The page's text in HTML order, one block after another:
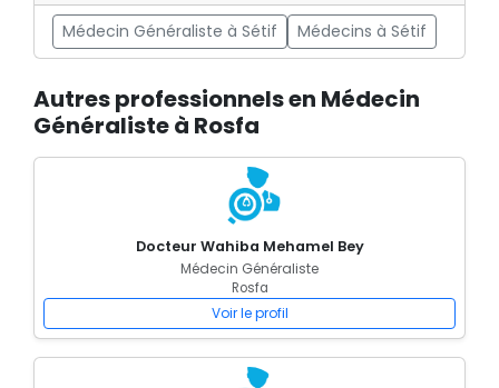
Médecin Généraliste à Sétif Médecins à Sétif
Autres professionnels en Médecin
Généraliste à Rosfa
Docteur Wahiba Mehamel Bey
Médecin Généraliste
Rosfa
Voir le profil